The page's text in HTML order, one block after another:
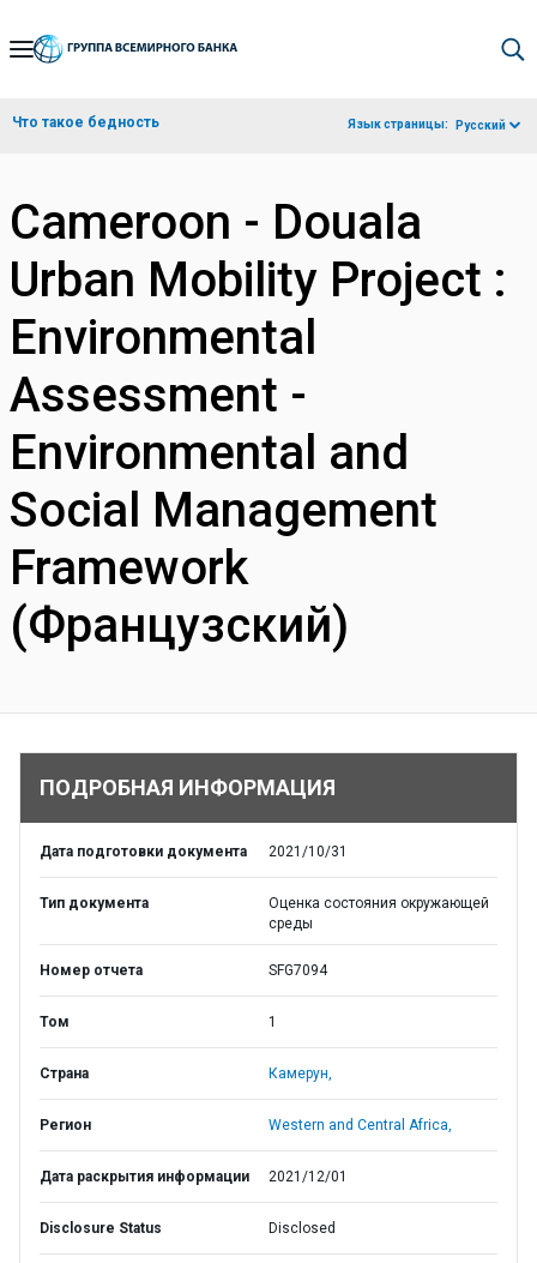
Skip
Navigation
Что такое бедность Язык страницы: Русский
Cameroon - Douala
Urban Mobility Project :
Environmental
Assessment -
Environmental and
Social Management
Framework
(Французский)
ПОДРОБНАЯ ИНФОРМАЦИЯ
Дата подготовки документа 2021/10/31
Тип документа
Оценка состояния окружающей
среды
Номер отчета SFG7094
Том 1
Страна Камерун,
Регион Western and Central Africa,
Дата раскрытия информации 2021/12/01
Disclosure Status Disclosed